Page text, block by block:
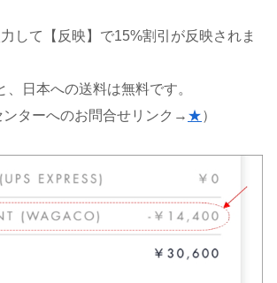
して【反映】で15%割引が反映されま
、日本への送料は無料です。
ンターへのお問合せリンク→ ★）